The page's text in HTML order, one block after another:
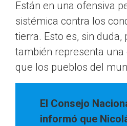
Están en una ofensiva
sistémica contra los
tierra. Esto es, sin duda,
también representa
que los pueblos del
El Consejo
informó que